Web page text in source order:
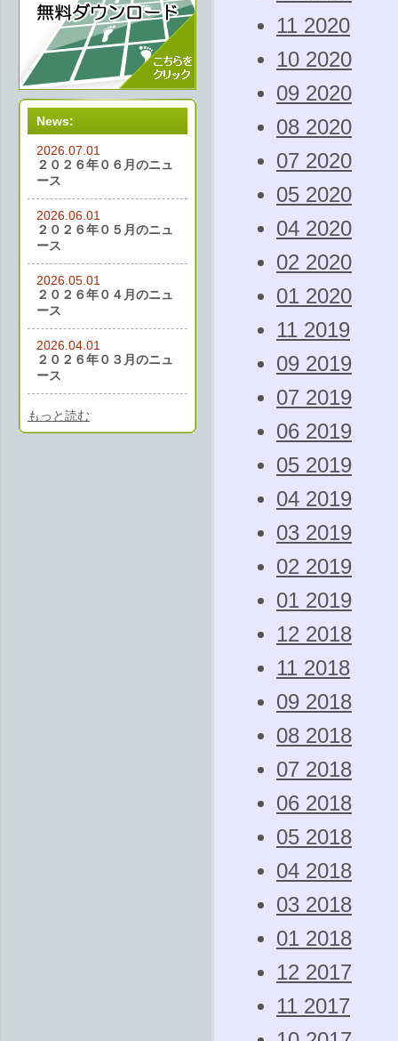
News:
2026.07.01
２０２６年０６月のニュ
ース
2026.06.01
２０２６年０５月のニュ
ース
2026.05.01
２０２６年０４月のニュ
ース
2026.04.01
２０２６年０３月のニュ
ース
もっと読む
11 2020
10 2020
09 2020
08 2020
07 2020
05 2020
04 2020
02 2020
01 2020
11 2019
09 2019
07 2019
06 2019
05 2019
04 2019
03 2019
02 2019
01 2019
12 2018
11 2018
09 2018
08 2018
07 2018
06 2018
05 2018
04 2018
03 2018
01 2018
12 2017
11 2017